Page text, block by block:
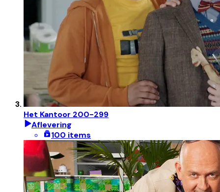
Het Kantoor 200-299
Aflevering
100 items